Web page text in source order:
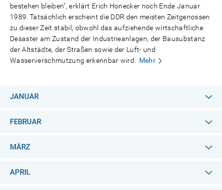
bestehen bleiben", erklärt Erich Honecker noch Ende Januar
1989. Tatsächlich erscheint die DDR den meisten Zeitgenossen
zu dieser Zeit stabil, obwohl das aufziehende wirtschaftliche
Desaster am Zustand der Industrieanlagen, der Bausubstanz
der Altstädte, der Straßen sowie der Luft- und
Wasserverschmutzung erkennbar wird.
Mehr
JANUAR
FEBRUAR
MÄRZ
APRIL